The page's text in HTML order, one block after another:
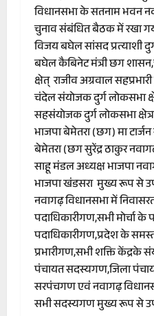
विधानसभा के सतनाम भवन
चुनाव संबंधित बैठक में रखा
विजय बघेल सांसद प्रत्याशी
बघेल कैबिनेट मंत्री छग
क्षेत् राजीव अग्रवाल
चंदेल संयोजक दुर्ग लोकसभा
सहसंयोजक दुर्ग लोकसभा
भाजपा बेमेतरा (छग) मा
बेमेतरा (छग सुरेंद्र ठाकुर
साहू मंडल अध्यक्ष भाजपा
भाजपा खंडसरा मुख्य रूप से
नवागढ़ विधानसभा में
पदाधिकारीगण,सभी मोर्चा
पदाधिकारीगण,प्रदेश के
प्रभारीगण,सभी शक्ति
पंचायत सदस्यगण,जिला
सरपंचगण एवं नवागढ़
सभी सदस्यगण मुख्य रूप से